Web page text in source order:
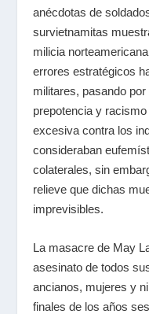
anécdotas de
survietnamitas
milicia
errores estratégicos
militares, pasando
prepotencia y
excesiva contra los
consideraban
colaterales, sin
relieve que dichas
imprevisibles.
La masacre de May
asesinato de todos
ancianos, mujeres y
finales de los años